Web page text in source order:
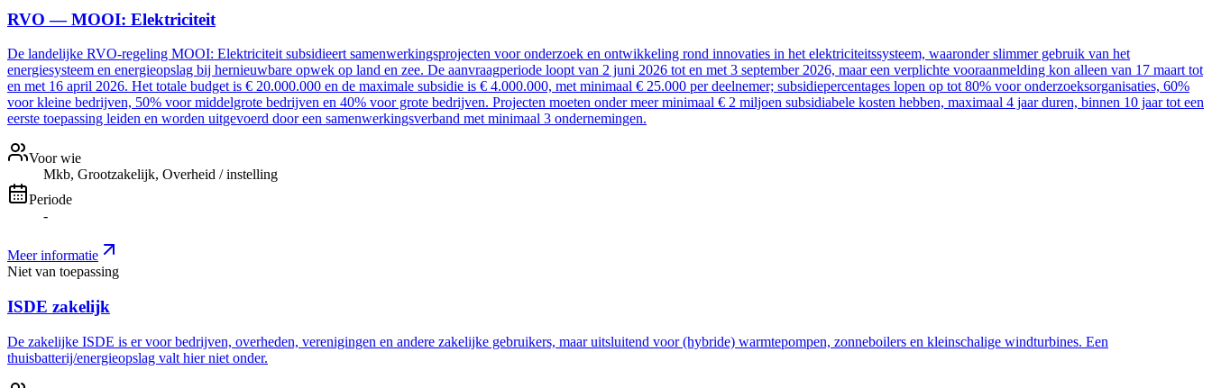
RVO — MOOI: Elektriciteit
De landelijke RVO-regeling MOOI: Elektriciteit subsidieert samenwerkingsprojecten voor onderzoek en ontwikkeling rond innovaties in het elektriciteitssysteem, waaronder slimmer gebruik van het
energiesysteem en energieopslag bij hernieuwbare opwek op land en zee. De aanvraagperiode loopt van 2 juni 2026 tot en met 3 september 2026, maar een verplichte vooraanmelding kon alleen van 17 maart tot
en met 16 april 2026. Het totale budget is € 20.000.000 en de maximale subsidie is € 4.000.000, met minimaal € 25.000 per deelnemer; subsidiepercentages lopen op tot 80% voor onderzoeksorganisaties, 60%
voor kleine bedrijven, 50% voor middelgrote bedrijven en 40% voor grote bedrijven. Projecten moeten onder meer minimaal € 2 miljoen subsidiabele kosten hebben, maximaal 4 jaar duren, binnen 10 jaar tot een
eerste toepassing leiden en worden uitgevoerd door een samenwerkingsverband met minimaal 3 ondernemingen.
Voor wie
Mkb, Grootzakelijk, Overheid / instelling
Periode
-
Meer informatie
Niet van toepassing
ISDE zakelijk
De zakelijke ISDE is er voor bedrijven, overheden, verenigingen en andere zakelijke gebruikers, maar uitsluitend voor (hybride) warmtepompen, zonneboilers en kleinschalige windturbines. Een
thuisbatterij/energieopslag valt hier niet onder.